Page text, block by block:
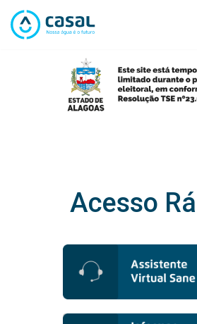
Skip
Acesso